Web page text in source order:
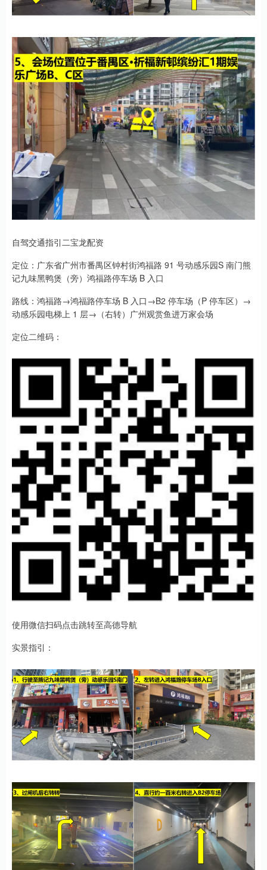
自驾交通指引二宝龙配资
定位：广东省广州市番禺区钟村街鸿福路 91 号动感乐园S 南门熊
记九味黑鸭煲（旁）鸿福路停车场 B 入口
路线：鸿福路→鸿福路停车场 B 入口→B2 停车场（P 停车区）→
动感乐园电梯上 1 层→（右转）广州观赏鱼进万家会场
定位二维码：
使用微信扫码点击跳转至高德导航
实景指引：